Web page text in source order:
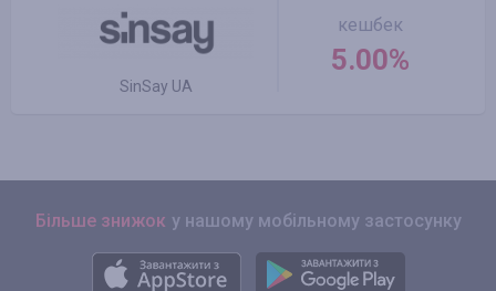
SinSay UA
кешбек
5.00%
Більше знижок у нашому мобільному застосунку